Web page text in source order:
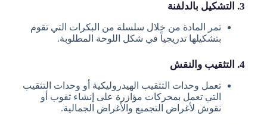
3. التشكيل بالدلفنة
تمر المادة من خلال سلسلة من البكرات التي تقوم
بتشكيلها تدريجياً في شكل اللوحة المطلوبة.
4. التثقيب والنقش
تعمل وحدات التثقيب الهيدروليكية أو وحدات التثقيب
التي تعمل بمحركات مؤازرة على إنشاء ثقوب أو
نقوش لأغراض التجميع والأغراض الجمالية.